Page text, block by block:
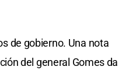
de gobierno. Una nota
del general Gomes da